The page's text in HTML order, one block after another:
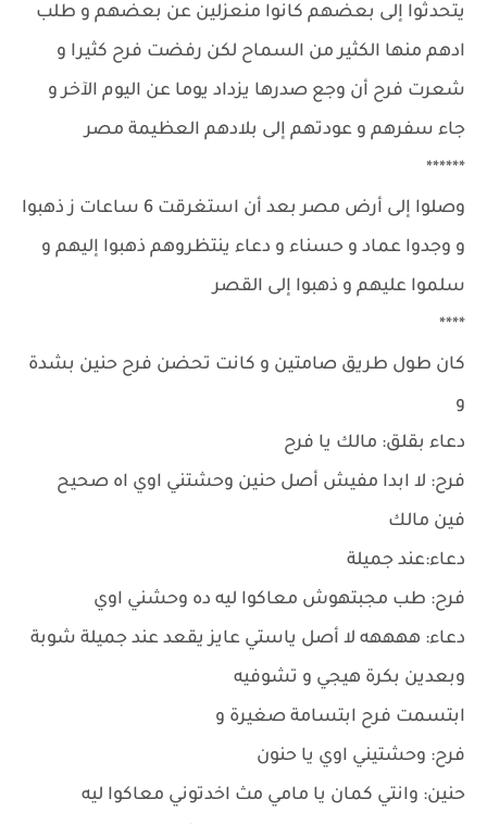
يتحدثوا إلى بعضهم كانوا منعزلين عن بعضهم و طلب
ادهم منها الكثير من السماح لكن رفضت فرح كثيرا و
شعرت فرح أن وجع صدرها يزداد يوما عن اليوم الآخر و
جاء سفرهم و عودتهم إلى بلادهم العظيمة مصر
******
وصلوا إلى أرض مصر بعد أن استغرقت 6 ساعات ز ذهبوا
و وجدوا عماد و حسناء و دعاء ينتظروهم ذهبوا إليهم و
سلموا عليهم و ذهبوا إلى القصر
****
كان طول طريق صامتين و كانت تحضن فرح حنين بشدة
و
دعاء بقلق: مالك يا فرح
فرح: لا ابدا مفيش أصل حنين وحشتني اوي اه صحيح
فين مالك
دعاء:عند جميلة
فرح: طب مجبتهوش معاكوا ليه ده وحشني اوي
دعاء: ههههه لا أصل ياستي عايز يقعد عند جميلة شوبة
وبعدين بكرة هيجي و تشوفيه
ابتسمت فرح ابتسامة صغيرة و
فرح: وحشتيني اوي يا حنون
حنين: وانتي كمان يا مامي مث اخدتوني معاكوا ليه